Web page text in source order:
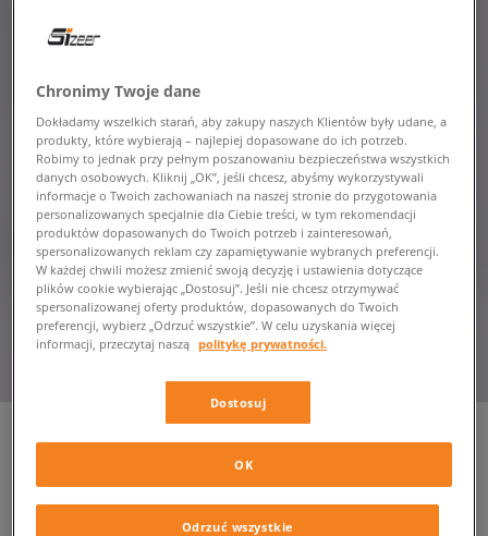
ADIDAS SPODNIE NEU C PT
męskie, spodnie
Chronimy Twoje dane
Dokładamy wszelkich starań, aby zakupy naszych Klientów były udane, a
produkty, które wybierają – najlepiej dopasowane do ich potrzeb.
Robimy to jednak przy pełnym poszanowaniu bezpieczeństwa wszystkich
danych osobowych. Kliknij „OK”, jeśli chcesz, abyśmy wykorzystywali
informacje o Twoich zachowaniach na naszej stronie do przygotowania
personalizowanych specjalnie dla Ciebie treści, w tym rekomendacji
produktów dopasowanych do Twoich potrzeb i zainteresowań,
spersonalizowanych reklam czy zapamiętywanie wybranych preferencji.
W każdej chwili możesz zmienić swoją decyzję i ustawienia dotyczące
plików cookie wybierając „Dostosuj”. Jeśli nie chcesz otrzymywać
spersonalizowanej oferty produktów, dopasowanych do Twoich
preferencji, wybierz „Odrzuć wszystkie”. W celu uzyskania więcej
informacji, przeczytaj naszą politykę prywatności.
Dostosuj
Odrzuć wszystkie
OK